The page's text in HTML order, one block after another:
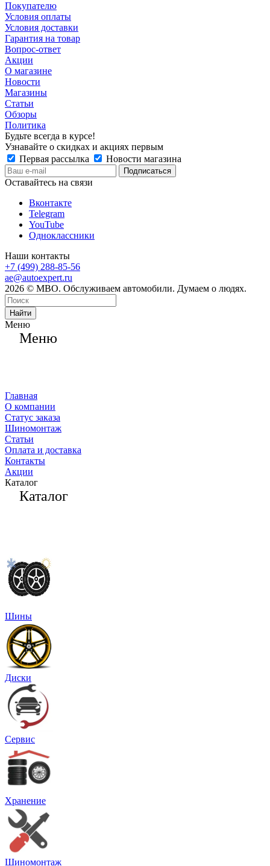
Покупателю
Условия оплаты
Условия доставки
Гарантия на товар
Вопрос-ответ
Акции
О магазине
Новости
Магазины
Статьи
Обзоры
Политика
Будьте всегда в курсе!
Узнавайте о скидках и акциях первым
Первая рассылка
Новости магазина
Оставайтесь на связи
Вконтакте
Telegram
YouTube
Одноклассники
Наши контакты
+7 (499) 288-85-56
ae@autoexpert.ru
2026 © МВО. Обслуживаем автомобили. Думаем о людях.
Найти
Меню
Меню
Главная
О компании
Статус заказа
Шиномонтаж
Статьи
Оплата и доставка
Контакты
Акции
Каталог
Каталог
Шины
Диски
Сервис
Хранение
Шиномонтаж